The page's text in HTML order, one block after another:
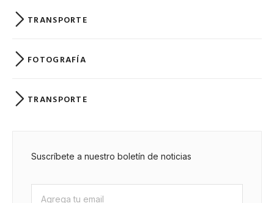
TRANSPORTE
FOTOGRAFÍA
TRANSPORTE
Suscríbete a nuestro boletín de noticias